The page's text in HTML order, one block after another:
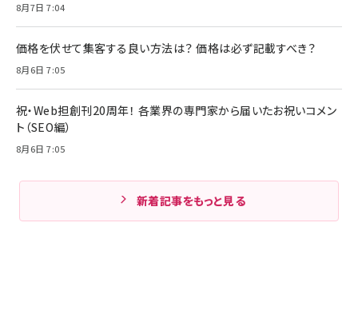
8月7日 7:04
価格を伏せて集客する良い方法は？ 価格は必ず記載すべき？
8月6日 7:05
祝・Web担創刊20周年！ 各業界の専門家から届いたお祝いコメン
ト（SEO編）
8月6日 7:05
新着記事をもっと見る